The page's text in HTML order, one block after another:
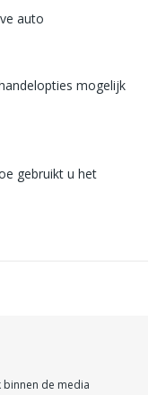
auto
mogelijk
gebruikt u het
binnen de media